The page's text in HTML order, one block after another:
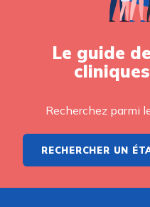
Le guide
Recherchez parmi
RECHERCHER UN